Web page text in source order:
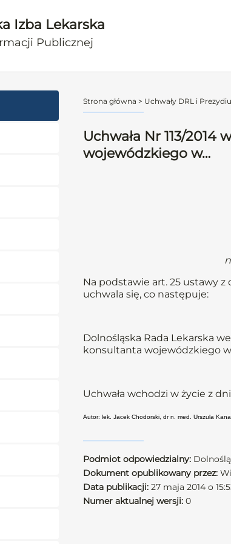
Izba Lekarska
Publicznej
Strona główna > Uchwały DRL i
Uchwała Nr 113/
wojewódzkiego w…
Na podstawie art. 25 ustawy z
uchwala się, co następuje:
Dolnośląska Rada Lekarska
konsultanta wojewódzkiego
Uchwała wchodzi w życie z
Autor: lek. Jacek Chodorski, dr n. med. Urszula
Podmiot odpowiedzialny:
Dokument opublikowany przez:
Data publikacji: 27 maja 2014 o
Numer aktualnej wersji: 0